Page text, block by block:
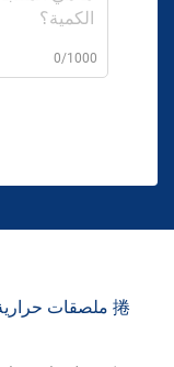
0/1000
捲 ملصقات حرارية